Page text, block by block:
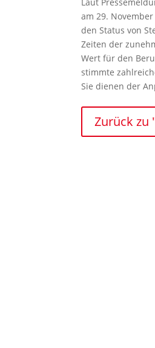
am 29.
den Status von
Zeiten der
Wert für den
stimmte
Sie dienen der
Zurück zu